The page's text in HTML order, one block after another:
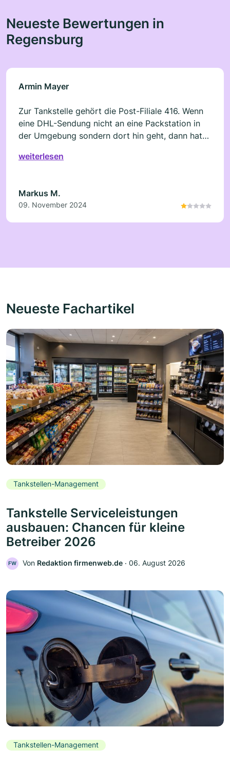
Neueste Bewertungen in
Regensburg
Armin Mayer
Zur Tankstelle gehört die Post-Filiale 416. Wenn
eine DHL-Sendung nicht an eine Packstation in
der Umgebung sondern dort hin geht, dann hat
herrschenden Durcheinander nicht gefunden
ist, in Wirklichkeit die Sendung aber erst noch
komme. Das mit Marker geschriebene Zustell-
Datum auf der Sendung - sofern man sie
weiterlesen
Markus M.
09. November 2024
Neueste Fachartikel
Tankstellen-Management
Tankstelle Serviceleistungen
ausbauen: Chancen für kleine
Betreiber 2026
FW Von Redaktion firmenweb.de ‧ 06. August 2026
Tankstellen-Management